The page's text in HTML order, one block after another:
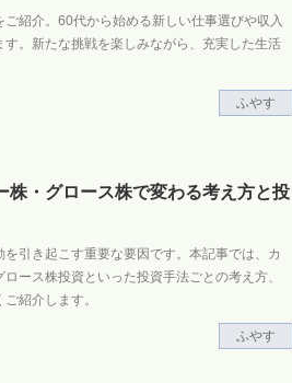
紹介。60代から始める新しい仕事選びや収入
。新たな挑戦を楽しみながら、充実した生活
ふやす
株・グロース株で変わる考え方と投
引き起こす重要な要因です。本記事では、カ
ース株投資といった投資手法ごとの考え方、
紹介します。
ふやす